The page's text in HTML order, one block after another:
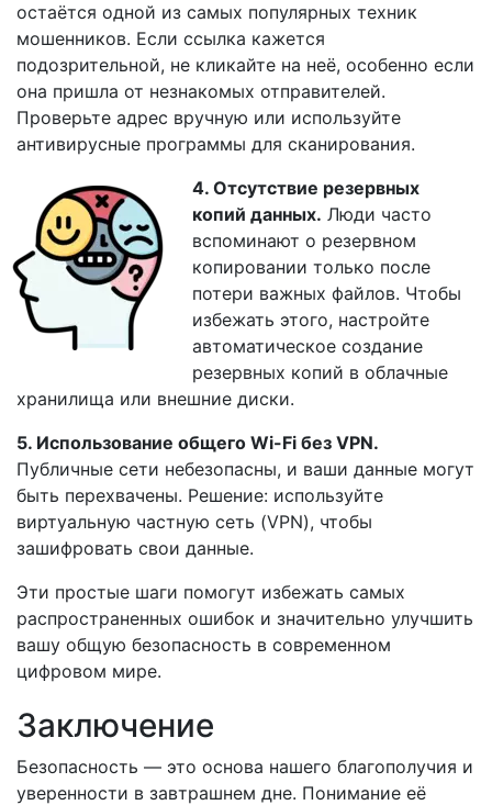
остаётся одной из самых популярных техник
мошенников. Если ссылка кажется
подозрительной, не кликайте на неё, особенно если
она пришла от незнакомых отправителей.
Проверьте адрес вручную или используйте
антивирусные программы для сканирования.
4. Отсутствие резервных
копий данных. Люди часто
вспоминают о резервном
копировании только после
потери важных файлов. Чтобы
избежать этого, настройте
автоматическое создание
резервных копий в облачные
хранилища или внешние диски.
5. Использование общего Wi-Fi без VPN.
Публичные сети небезопасны, и ваши данные могут
быть перехвачены. Решение: используйте
виртуальную частную сеть (VPN), чтобы
зашифровать свои данные.
Эти простые шаги помогут избежать самых
распространенных ошибок и значительно улучшить
вашу общую безопасность в современном
цифровом мире.
Заключение
Безопасность — это основа нашего благополучия и
уверенности в завтрашнем дне. Понимание её